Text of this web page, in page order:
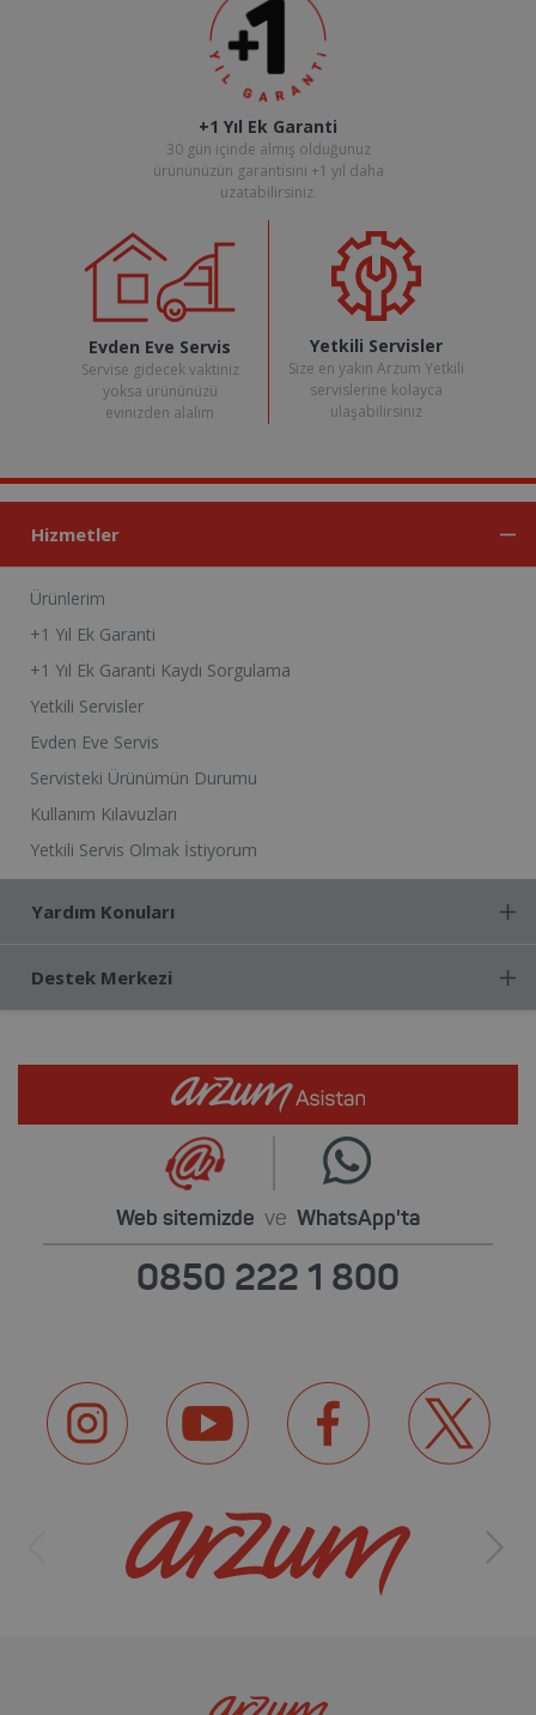
+1 Yıl Ek Garanti
30 gün içinde almış olduğunuz
ürününüzün garantisini +1 yıl daha
uzatabilirsiniz.
Evden Eve Servis
Servise gidecek vaktiniz
yoksa ürününüzü
evinizden alalım
Yetkili Servisler
Size en yakın Arzum Yetkili
servislerine kolayca
ulaşabilirsiniz
Hizmetler
Ürünlerim
+1 Yıl Ek Garanti
+1 Yıl Ek Garanti Kaydı Sorgulama
Yetkili Servisler
Evden Eve Servis
Servisteki Ürünümün Durumu
Kullanım Kılavuzları
Yetkili Servis Olmak İstiyorum
Yardım Konuları
Destek Merkezi
Web sitemizde ve WhatsApp'ta
0850 222 1 800